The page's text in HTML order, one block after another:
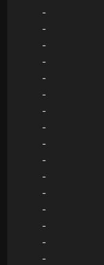
-
-
-
-
-
-
-
-
-
-
-
-
-
-
-
-